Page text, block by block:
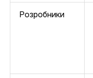
Розробники